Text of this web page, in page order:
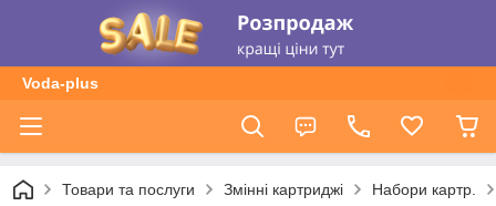
Voda-plus
Товари та послуги Змінні картриджі Набори картр.